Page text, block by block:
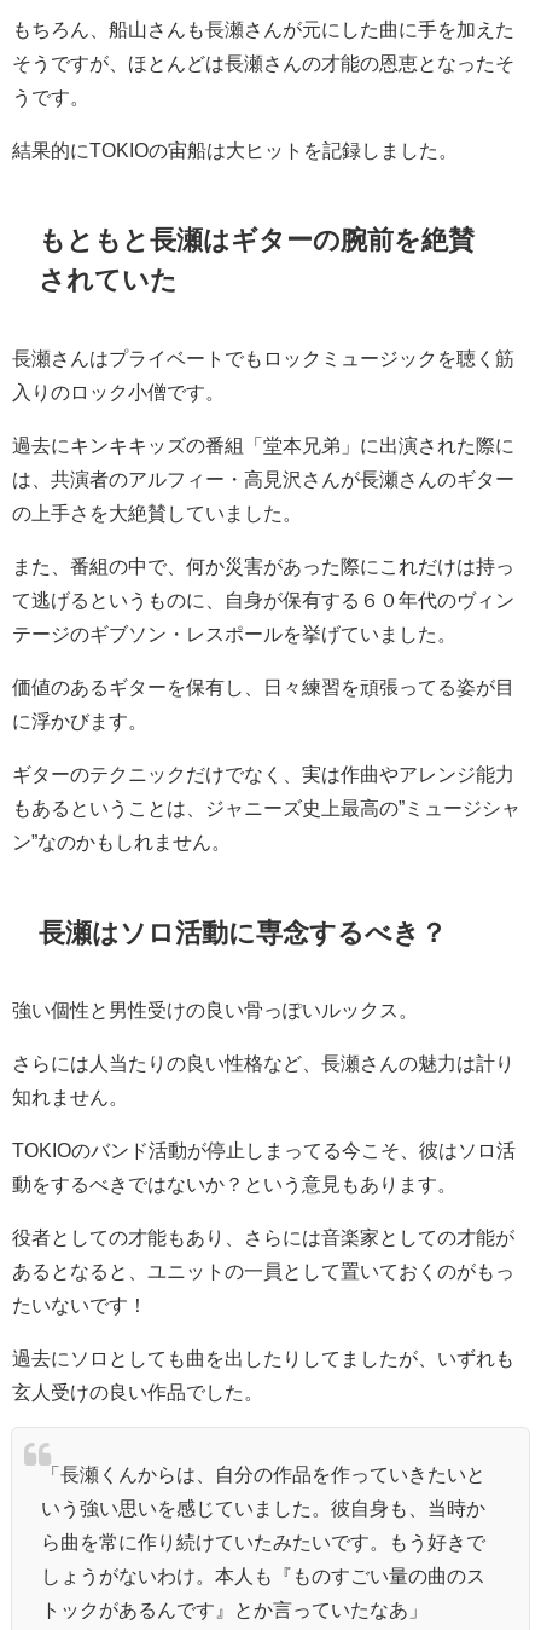
もちろん、船山さんも長瀬さんが元にした曲に手を加えた
そうですが、ほとんどは長瀬さんの才能の恩恵となったそ
うです。
結果的にTOKIOの宙船は大ヒットを記録しました。
もともと長瀬はギターの腕前を絶賛
されていた
長瀬さんはプライベートでもロックミュージックを聴く筋
入りのロック小僧です。
過去にキンキキッズの番組「堂本兄弟」に出演された際に
は、共演者のアルフィー・高見沢さんが長瀬さんのギター
の上手さを大絶賛していました。
また、番組の中で、何か災害があった際にこれだけは持っ
て逃げるというものに、自身が保有する６０年代のヴィン
テージのギブソン・レスポールを挙げていました。
価値のあるギターを保有し、日々練習を頑張ってる姿が目
に浮かびます。
ギターのテクニックだけでなく、実は作曲やアレンジ能力
もあるということは、ジャニーズ史上最高の”ミュージシャ
ン”なのかもしれません。
長瀬はソロ活動に専念するべき？
強い個性と男性受けの良い骨っぽいルックス。
さらには人当たりの良い性格など、長瀬さんの魅力は計り
知れません。
TOKIOのバンド活動が停止しまってる今こそ、彼はソロ活
動をするべきではないか？という意見もあります。
役者としての才能もあり、さらには音楽家としての才能が
あるとなると、ユニットの一員として置いておくのがもっ
たいないです！
過去にソロとしても曲を出したりしてましたが、いずれも
玄人受けの良い作品でした。
「長瀬くんからは、自分の作品を作っていきたいと
いう強い思いを感じていました。彼自身も、当時か
ら曲を常に作り続けていたみたいです。もう好きで
しょうがないわけ。本人も『ものすごい量の曲のス
トックがあるんです』とか言っていたなあ」